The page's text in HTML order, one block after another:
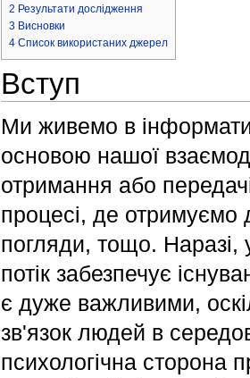
2 Результати дослідження
3 Висновки
4 Список використаних джерел
Вступ
Ми живемо в
основою нашої
отримання або
процесі, де отримуємо
погляди, тощо. Наразі,
потік забезпечує
є дуже важливими,
зв'язок людей в
психологічна сторона